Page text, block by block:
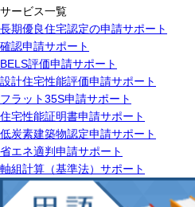
サービス一覧
長期優良住宅認定の申請サポート
確認申請サポート
BELS評価申請サポート
設計住宅性能評価申請サポート
フラット35S申請サポート
住宅性能証明書申請サポート
低炭素建築物認定申請サポート
省エネ適判申請サポート
軸組計算（基準法）サポート